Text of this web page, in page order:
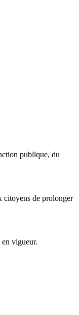
publique, du
citoyens de prolonger
vigueur.